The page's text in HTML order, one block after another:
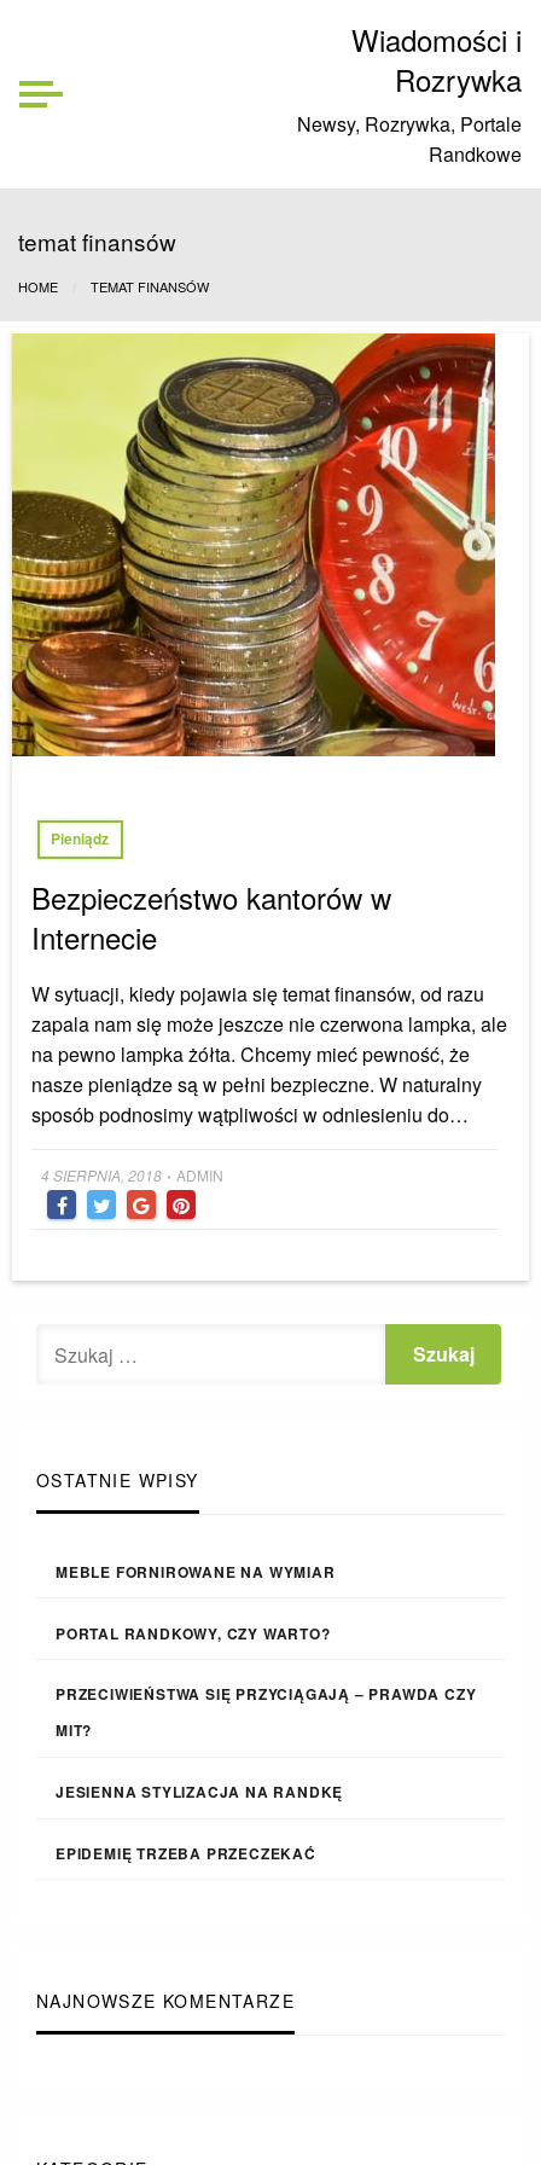
Wiadomości i
Rozrywka
Newsy, Rozrywka, Portale
Randkowe
temat finansów
HOME TEMAT FINANSÓW
Pieniądz
Bezpieczeństwo kantorów w
Internecie
W sytuacji, kiedy pojawia się temat finansów, od razu
zapala nam się może jeszcze nie czerwona lampka, ale
na pewno lampka żółta. Chcemy mieć pewność, że
nasze pieniądze są w pełni bezpieczne. W naturalny
sposób podnosimy wątpliwości w odniesieniu do…
Posted
on
4 SIERPNIA, 2018 • ADMIN
OSTATNIE WPISY
MEBLE FORNIROWANE NA WYMIAR
PORTAL RANDKOWY, CZY WARTO?
PRZECIWIEŃSTWA SIĘ PRZYCIĄGAJĄ – PRAWDA CZY
MIT?
JESIENNA STYLIZACJA NA RANDKĘ
EPIDEMIĘ TRZEBA PRZECZEKAĆ
NAJNOWSZE KOMENTARZE